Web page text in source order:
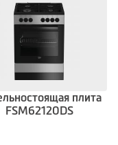
плита
FSM62120DS